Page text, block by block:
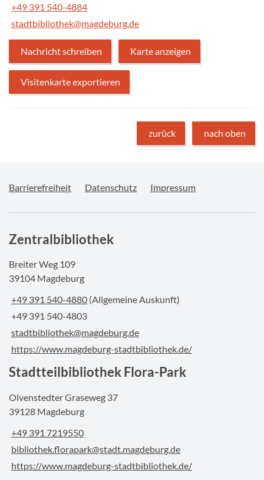
+49 391 540-4884
stadtbibliothek@magdeburg.de
Nachricht schreiben Karte anzeigen
Visitenkarte exportieren
zurück nach oben
Barrierefreiheit Datenschutz Impressum
Zentralbibliothek
Breiter Weg 109
39104 Magdeburg
+49 391 540-4880 (Allgemeine Auskunft)
+49 391 540-4803
stadtbibliothek@magdeburg.de
https://www.magdeburg-stadtbibliothek.de/
Stadtteilbibliothek Flora-Park
Olvenstedter Graseweg 37
39128 Magdeburg
+49 391 7219550
bibliothek.florapark@stadt.magdeburg.de
https://www.magdeburg-stadtbibliothek.de/